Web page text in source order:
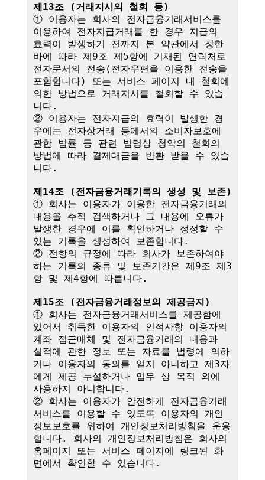
제13조 (거래지시의 철회 등)
① 이용자는 회사의 전자금융거래서비스를
이용하여 전자지급거래를 한 경우 지급의
효력이 발생하기 전까지 본 약관에서 정한
바에 따라 제9조 제5항에 기재된 연락처로
전자문서의 전송(전자우편을 이용한 전송을
포함합니다) 또는 서비스 페이지 내 철회에
의한 방법으로 거래지시를 철회할 수 있습
니다.
② 이용자는 전자지급의 효력이 발생한 경
우에는 전자상거래 등에서의 소비자보호에
관한 법률 등 관련 법령상 청약의 철회의
방법에 따라 결제대금을 반환 받을 수 있습
니다.
제14조 (전자금융거래기록의 생성 및 보존)
① 회사는 이용자가 이용한 전자금융거래의
내용을 추적 검색하거나 그 내용에 오류가
발생한 경우에 이를 확인하거나 정정할 수
있는 기록을 생성하여 보존합니다.
② 전항의 규정에 따라 회사가 보존하여야
하는 기록의 종류 및 보존기간은 제9조 제3
항 및 제4항에 따릅니다.
제15조 (전자금융거래정보의 제공금지)
① 회사는 전자금융거래서비스를 제공함에
있어서 취득한 이용자의 인적사항 이용자의
계좌 접근매체 및 전자금융거래의 내용과
실적에 관한 정보 또는 자료를 법령에 의하
거나 이용자의 동의를 얻지 아니하고 제3자
에게 제공 누설하거나 업무 상 목적 외에
사용하지 아니합니다.
② 회사는 이용자가 안전하게 전자금융거래
서비스를 이용할 수 있도록 이용자의 개인
정보보호를 위하여 개인정보처리방침을 운용
합니다. 회사의 개인정보처리방침은 회사의
홈페이지 또는 서비스 페이지에 링크된 화
면에서 확인할 수 있습니다.